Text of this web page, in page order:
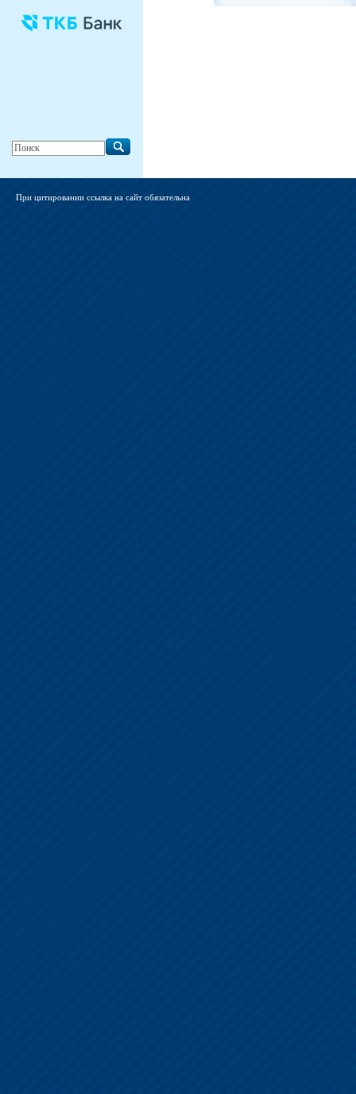
При цитировании ссылка на сайт обязательна